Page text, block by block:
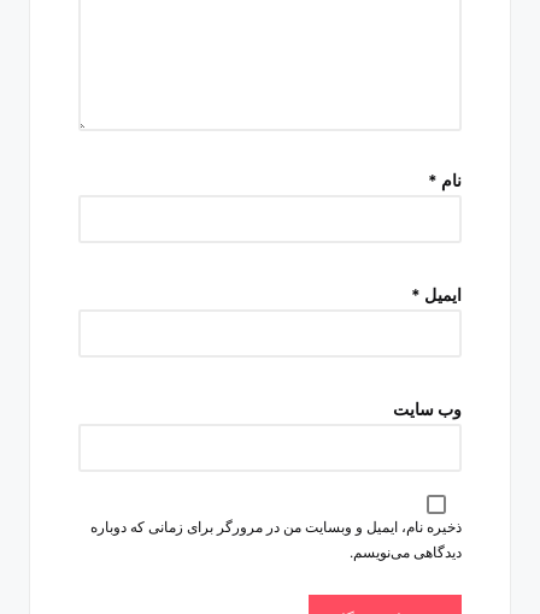
نام *
ایمیل *
وب‌ سایت
ذخیره نام، ایمیل و وبسایت من در مرورگر برای زمانی که دوباره
دیدگاهی می‌نویسم.